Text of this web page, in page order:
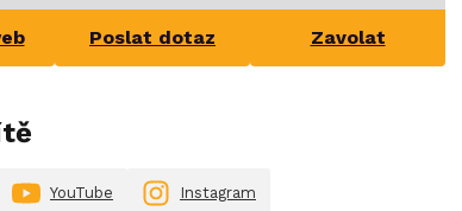
Poslat dotaz Zavolat
YouTube Instagram